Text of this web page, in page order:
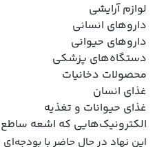
لوازم آرایشی
داروهای انسانی
داروهای حیوانی
دستگاه‌های پزشکی
محصولات دخانیات
غذای انسان
غذای حیوانات و تغذیه
الکترونیک‌هایی که اشعه